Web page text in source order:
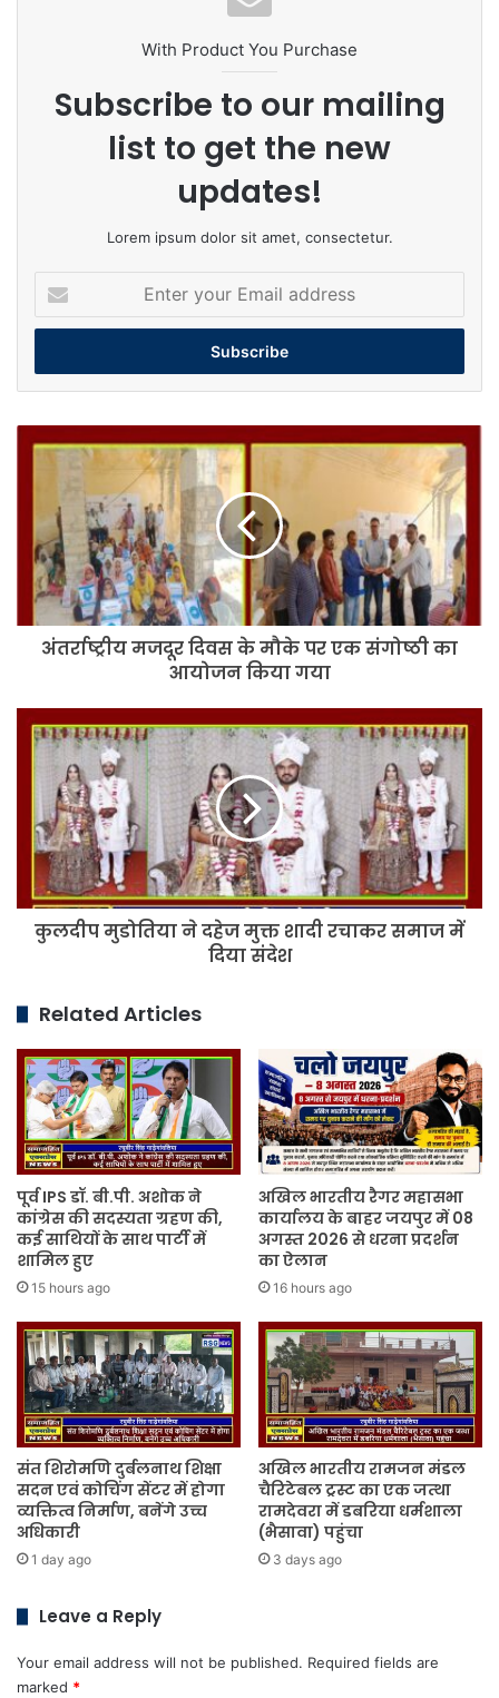
With Product You Purchase
Subscribe to our mailing
list to get the new
updates!
Lorem ipsum dolor sit amet, consectetur.
your
Email
संगोष्ठी
का
आयोजनअंतर्राष्ट्रीय मजदूर दिवस के मौके पर एक संगोष्ठी का
आयोजन किया गया
कुलदीप
मुडोतिया
शादी
रचाकर
समाज
में
दियाकुलदीप मुडोतिया ने दहेज मुक्त शादी रचाकर समाज में
दिया संदेश
Related Articles
पूर्व IPS डॉ. बी.पी. अशोक ने
कांग्रेस की सदस्यता ग्रहण की,
कई साथियों के साथ पार्टी में
शामिल हुए
15 hours ago
अखिल भारतीय रैगर महासभा
कार्यालय के बाहर जयपुर में 08
अगस्त 2026 से धरना प्रदर्शन
का ऐलान
16 hours ago
संत शिरोमणि दुर्बलनाथ शिक्षा
सदन एवं कोचिंग सेंटर में होगा
व्यक्तित्व निर्माण, बनेंगे उच्च
अधिकारी
1 day ago
अखिल भारतीय रामजन मंडल
चैरिटेबल ट्रस्ट का एक जत्था
रामदेवरा में डबरिया धर्मशाला
(भैसावा) पहुंचा
3 days ago
Leave a Reply
Your email address will not be published. Required fields are
marked *